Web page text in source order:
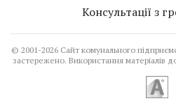
Консультації з
© 2001-2026 Сайт комунального
застережено. Використання матеріалів